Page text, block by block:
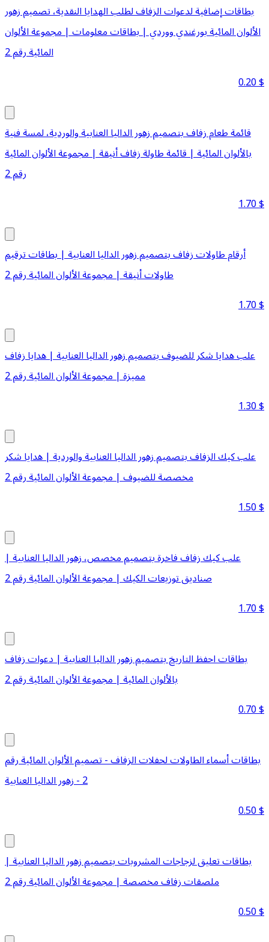
بطاقات إضافية لدعوات الزفاف لطلب الهدايا النقدية، تصميم زهور
الألوان المائية بورغندي ووردي | بطاقات معلومات | مجموعة الألوان
المائية رقم 2
0.20$
قائمة طعام زفاف بتصميم زهور الداليا العنابية والوردية، لمسة فنية
بالألوان المائية | قائمة طاولة زفاف أنيقة | مجموعة الألوان المائية
رقم 2
1.70$
أرقام طاولات زفاف بتصميم زهور الداليا العنابية | بطاقات ترقيم
طاولات أنيقة | مجموعة الألوان المائية رقم 2
1.70$
علب هدايا شكر للضيوف بتصميم زهور الداليا العنابية | هدايا زفاف
مميزة | مجموعة الألوان المائية رقم 2
1.30$
علب كيك الزفاف بتصميم زهور الداليا العنابية والوردية | هدايا شكر
مخصصة للضيوف | مجموعة الألوان المائية رقم 2
1.50$
علب كيك زفاف فاخرة بتصميم مخصص، زهور الداليا العنابية |
صناديق توزيعات الكيك | مجموعة الألوان المائية رقم 2
1.70$
بطاقات احفظ التاريخ بتصميم زهور الداليا العنابية | دعوات زفاف
بالألوان المائية | مجموعة الألوان المائية رقم 2
0.70$
بطاقات أسماء الطاولات لحفلات الزفاف - تصميم الألوان المائية رقم
2 - زهور الداليا العنابية
0.50$
بطاقات تعليق لزجاجات المشروبات بتصميم زهور الداليا العنابية |
ملصقات زفاف مخصصة | مجموعة الألوان المائية رقم 2
0.50$